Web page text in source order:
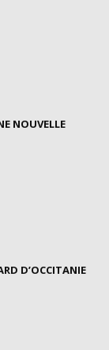
NOUVELLE
D’OCCITANIE